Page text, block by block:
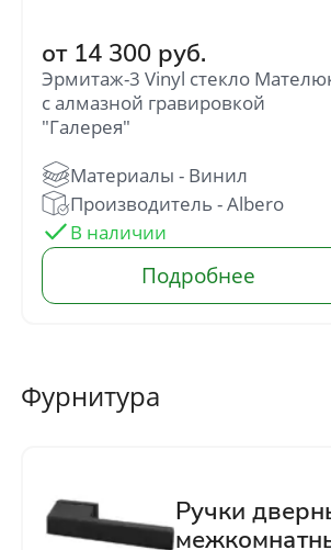
от 14 300 руб.
Эрмитаж-3 Vinyl стекло
с алмазной гравировкой
"Галерея"
Производитель - Albero
Фурнитура
Отправить
Нажимая кнопку «Отправить», Вы
соглашаетесь с политикой
персональных данных